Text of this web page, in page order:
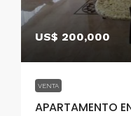
US$ 200,000
VENTA
APARTAMENTO